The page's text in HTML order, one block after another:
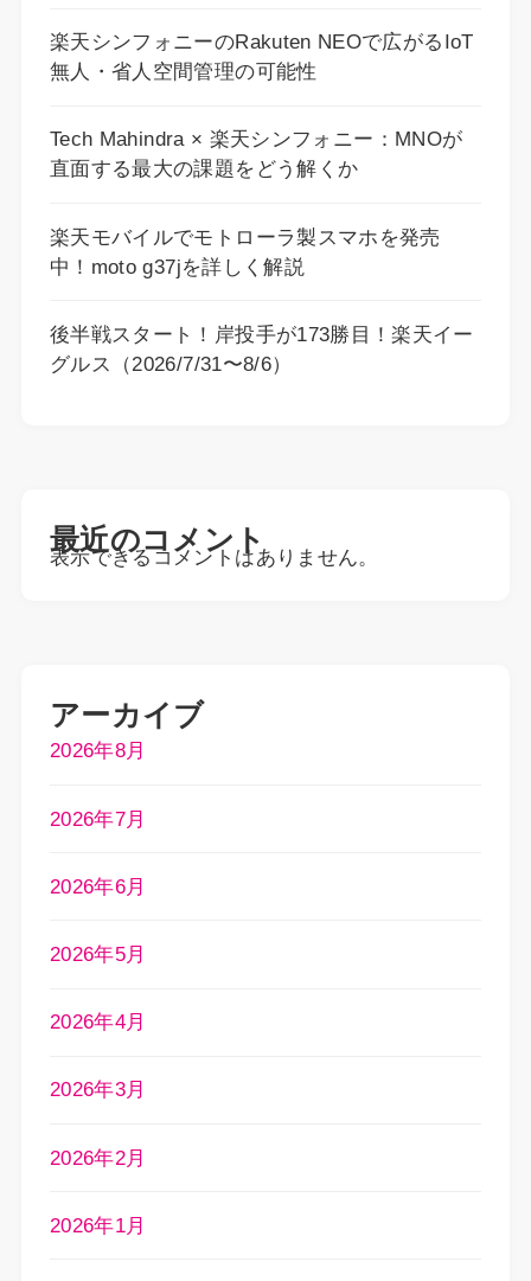
楽天シンフォニーのRakuten NEOで広がるIoT
無人・省人空間管理の可能性
Tech Mahindra × 楽天シンフォニー：MNOが
直面する最大の課題をどう解くか
楽天モバイルでモトローラ製スマホを発売
中！moto g37jを詳しく解説
後半戦スタート！岸投手が173勝目！楽天イー
グルス（2026/7/31〜8/6）
最近のコメント
表示できるコメントはありません。
アーカイブ
2026年8月
2026年7月
2026年6月
2026年5月
2026年4月
2026年3月
2026年2月
2026年1月